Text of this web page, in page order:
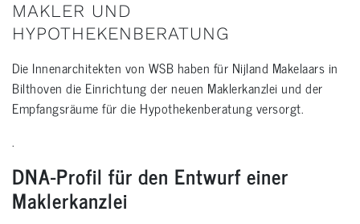
AKLER UND H
YPOTHEKENBERATUNG
Die Innenarchitekten von WSB haben für Nijland Makelaars in
Bilthoven die Einrichtung der neuen Maklerkanzlei und der
Empfangsräume für die Hypothekenberatung versorgt.
.
DNA-Profil für den Entwurf einer
Maklerkanzlei